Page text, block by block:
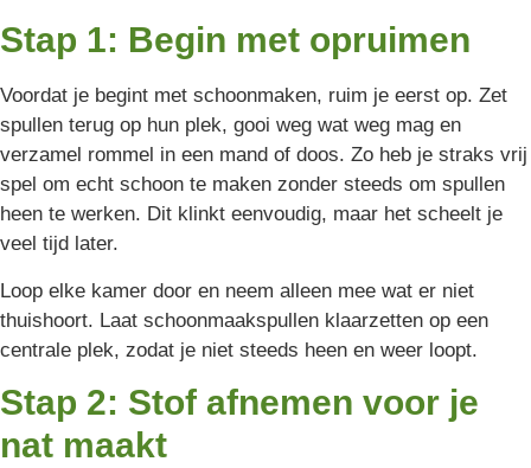
Stap 1: Begin met opruimen
Voordat je begint met schoonmaken, ruim je eerst op. Zet
spullen terug op hun plek, gooi weg wat weg mag en
verzamel rommel in een mand of doos. Zo heb je straks vrij
spel om echt schoon te maken zonder steeds om spullen
heen te werken. Dit klinkt eenvoudig, maar het scheelt je
veel tijd later.
Loop elke kamer door en neem alleen mee wat er niet
thuishoort. Laat schoonmaakspullen klaarzetten op een
centrale plek, zodat je niet steeds heen en weer loopt.
Stap 2: Stof afnemen voor je
nat maakt